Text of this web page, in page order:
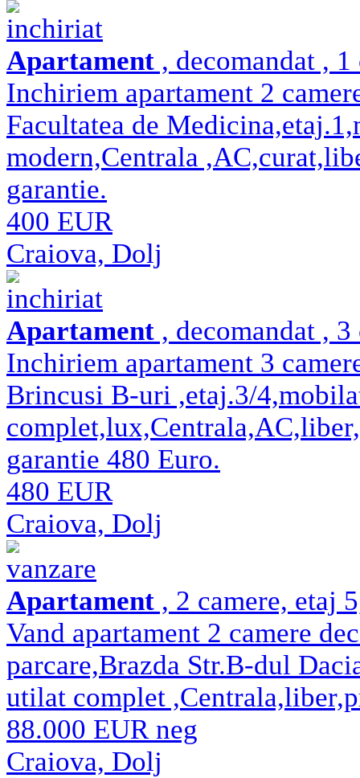
inchiriat
Apartament , decomandat ,
Inchiriem apartament 2
Facultatea de
modern,Centrala
garantie.
400 EUR
Craiova, Dolj
inchiriat
Apartament , decomandat ,
Inchiriem apartament 3
Brincusi B-uri ,etaj.3/
garantie 480 Euro.
480 EUR
Craiova, Dolj
vanzare
Apartament , 2 camere, etaj
Vand apartament 2 camere
parcare,Brazda Str.B-dul
utilat complet
88.000 EUR neg
Craiova, Dolj